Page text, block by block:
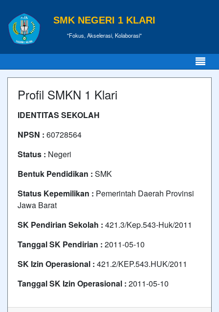
SMK NEGERI 1 KLARI
"Fokus, Akselerasi, Kolaborasi"
Profil SMKN 1 Klari
IDENTITAS SEKOLAH
NPSN : 60728564
Status : Negeri
Bentuk Pendidikan : SMK
Status Kepemilikan : Pemerintah Daerah Provinsi
Jawa Barat
SK Pendirian Sekolah : 421.3/Kep.543-Huk/2011
Tanggal SK Pendirian : 2011-05-10
SK Izin Operasional : 421.2/KEP.543.HUK/2011
Tanggal SK Izin Operasional : 2011-05-10